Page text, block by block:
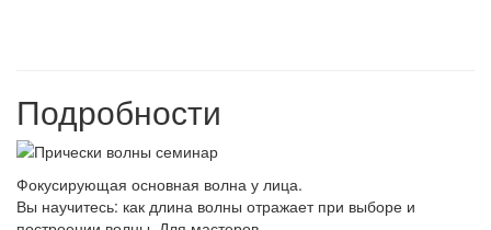
Подробности
Фокусирующая основная волна у лица.
Вы научитесь: как длина волны отражает при выборе и